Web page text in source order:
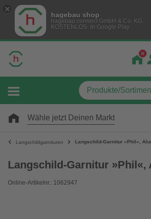
hagebau shop
hagebau connect GmbH & Co. KG
KOSTENLOS- In Google Play
Wähle jetzt Deinen Markt
Langschildgarnituren Langschild-Garnitur »Phil«,
Langschild-Garnitur »Phil«,
Online-Artikelnr.: 1062947